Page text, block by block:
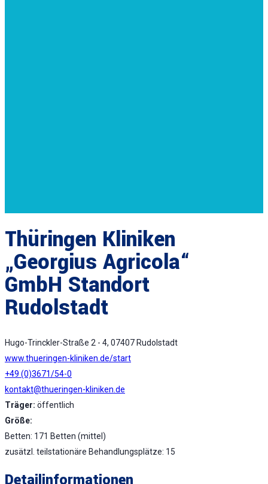
Thüringen Kliniken
„Georgius Agricola“
GmbH Standort
Rudolstadt
Hugo-Trinckler-Straße 2 - 4, 07407 Rudolstadt
www.thueringen-kliniken.de/start
+49 (0)3671/54-0
kontakt@thueringen-kliniken.de
Träger: öffentlich
Größe:
Betten: 171 Betten (mittel)
zusätzl. teilstationäre Behandlungsplätze: 15